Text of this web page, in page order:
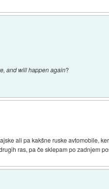
and will happen again?
ali pa kakšne ruske avtomobile,
ras, pa če sklepam po zadnjem